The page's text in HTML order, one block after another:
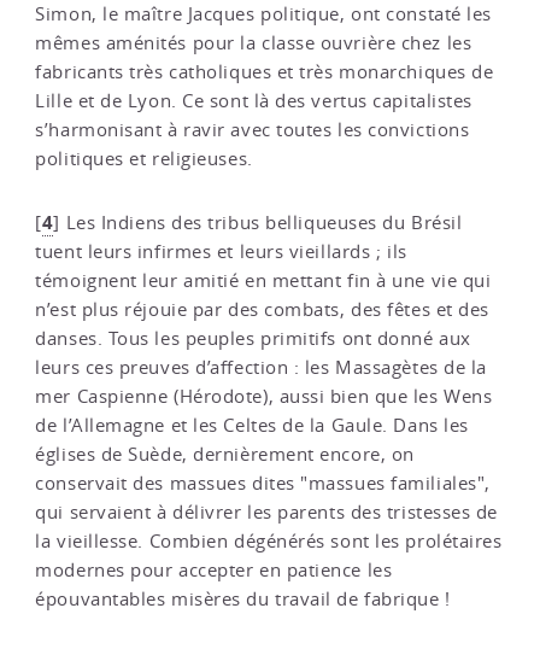
Simon, le maître Jacques politique, ont constaté les
mêmes aménités pour la classe ouvrière chez les
fabricants très catholiques et très monarchiques de
Lille et de Lyon. Ce sont là des vertus capitalistes
s’harmonisant à ravir avec toutes les convictions
politiques et religieuses.
[4] Les Indiens des tribus belliqueuses du Brésil
tuent leurs infirmes et leurs vieillards ; ils
témoignent leur amitié en mettant fin à une vie qui
n’est plus réjouie par des combats, des fêtes et des
danses. Tous les peuples primitifs ont donné aux
leurs ces preuves d’affection : les Massagètes de la
mer Caspienne (Hérodote), aussi bien que les Wens
de l’Allemagne et les Celtes de la Gaule. Dans les
églises de Suède, dernièrement encore, on
conservait des massues dites "massues familiales",
qui servaient à délivrer les parents des tristesses de
la vieillesse. Combien dégénérés sont les prolétaires
modernes pour accepter en patience les
épouvantables misères du travail de fabrique !